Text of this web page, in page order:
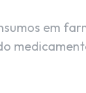
em